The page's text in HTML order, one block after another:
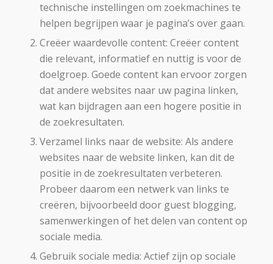
technische instellingen om zoekmachines te
helpen begrijpen waar je pagina’s over gaan.
Creëer waardevolle content: Creëer content
die relevant, informatief en nuttig is voor de
doelgroep. Goede content kan ervoor zorgen
dat andere websites naar uw pagina linken,
wat kan bijdragen aan een hogere positie in
de zoekresultaten.
Verzamel links naar de website: Als andere
websites naar de website linken, kan dit de
positie in de zoekresultaten verbeteren.
Probeer daarom een netwerk van links te
creëren, bijvoorbeeld door guest blogging,
samenwerkingen of het delen van content op
sociale media.
Gebruik sociale media: Actief zijn op sociale